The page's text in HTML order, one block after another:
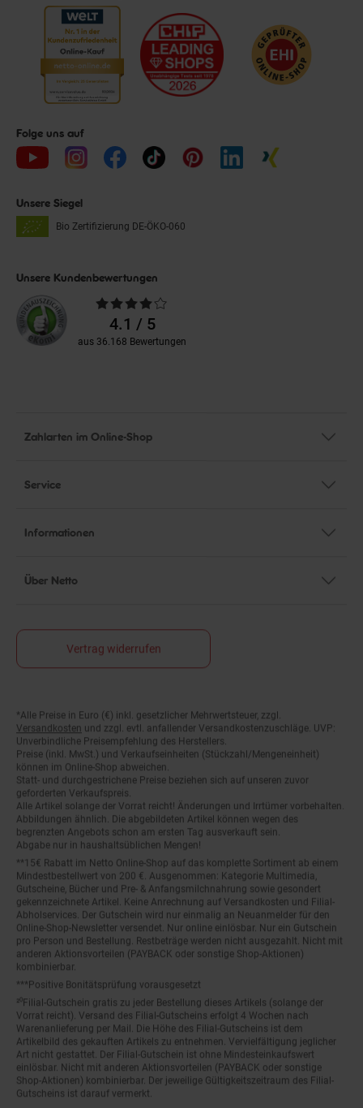
Folge uns auf
Unsere Siegel
Bio Zertifizierung DE-ÖKO-060
Unsere Kundenbewertungen
Durchschnittliche
Bewertungen4.1 / 5
aus 36.168 Bewertungen
Zahlarten im Online-Shop
Service
Informationen
Über Netto
Vertrag widerrufen
Fußnoten
*Alle Preise in Euro (€) inkl. gesetzlicher Mehrwertsteuer, zzgl.
Versandkosten
und zzgl. evtl. anfallender Versandkostenzuschläge. UVP:
Unverbindliche Preisempfehlung des Herstellers.
Preise (inkl. MwSt.) und Verkaufseinheiten (Stückzahl/Mengeneinheit)
können im Online-Shop abweichen.
Statt- und durchgestrichene Preise beziehen sich auf unseren zuvor
geforderten Verkaufspreis.
Alle Artikel solange der Vorrat reicht! Änderungen und Irrtümer vorbehalten.
Abbildungen ähnlich. Die abgebildeten Artikel können wegen des
begrenzten Angebots schon am ersten Tag ausverkauft sein.
Abgabe nur in haushaltsüblichen Mengen!
**15€ Rabatt im Netto Online-Shop auf das komplette Sortiment ab einem
Mindestbestellwert von 200 €. Ausgenommen: Kategorie Multimedia,
Gutscheine, Bücher und Pre- & Anfangsmilchnahrung sowie gesondert
gekennzeichnete Artikel. Keine Anrechnung auf Versandkosten und Filial-
Abholservices. Der Gutschein wird nur einmalig an Neuanmelder für den
Online-Shop-Newsletter versendet. Nur online einlösbar. Nur ein Gutschein
pro Person und Bestellung. Restbeträge werden nicht ausgezahlt. Nicht mit
anderen Aktionsvorteilen (PAYBACK oder sonstige Shop-Aktionen)
kombinierbar.
***Positive Bonitätsprüfung vorausgesetzt
²⁰Filial-Gutschein gratis zu jeder Bestellung dieses Artikels (solange der
Vorrat reicht). Versand des Filial-Gutscheins erfolgt 4 Wochen nach
Warenanlieferung per Mail. Die Höhe des Filial-Gutscheins ist dem
Artikelbild des gekauften Artikels zu entnehmen. Vervielfältigung jeglicher
Art nicht gestattet. Der Filial-Gutschein ist ohne Mindesteinkaufswert
einlösbar. Nicht mit anderen Aktionsvorteilen (PAYBACK oder sonstige
Shop-Aktionen) kombinierbar. Der jeweilige Gültigkeitszeitraum des Filial-
Gutscheins ist darauf vermerkt.